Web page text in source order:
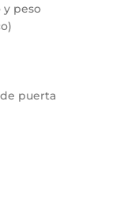
peso
puerta